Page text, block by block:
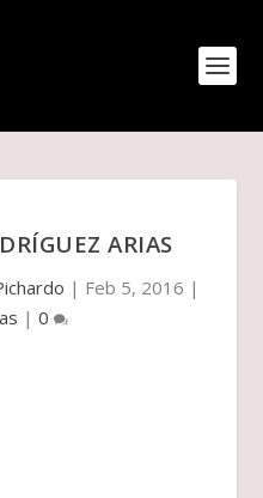
ARIAS
| Feb 5, 2016 |
| 0